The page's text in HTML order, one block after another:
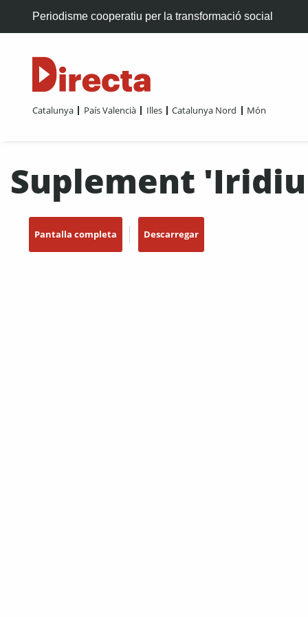
Periodisme cooperatiu per la transformació social
Catalunya País Valencià Illes Catalunya Nord Món
Suplement
Pantalla completa Descarregar